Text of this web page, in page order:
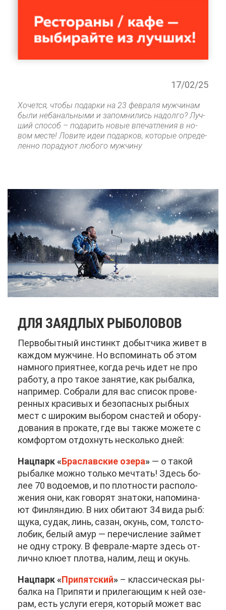
17/02/25
Хо­чет­ся, что­бы по­дар­ки на 23 фев­ра­ля муж­чи­нам
бы­ли неба­наль­ны­ми и за­пом­ни­лись на­дол­го? Луч­
ший спо­соб – по­да­рить но­вые впе­чат­ле­ния в но­
вом ме­сте! Ло­ви­те идеи по­дар­ков, ко­то­рые опре­де­
лен­но по­ра­ду­ют лю­бо­го муж­чи­ну
ДЛЯ ЗА­ЯД­ЛЫХ РЫ­БО­ЛО­ВОВ
Пер­во­быт­ный ин­стинкт до­быт­чи­ка жи­вет в
каж­дом муж­чине. Но вспо­ми­нать об этом
на­мно­го при­ят­нее, ко­гда речь идет не про
ра­бо­ту, а про та­кое за­ня­тие, как ры­бал­ка,
на­при­мер. Со­бра­ли для вас спи­сок про­ве­
рен­ных кра­си­вых и без­опас­ных рыб­ных
мест с ши­ро­ким вы­бо­ром сна­стей и обо­ру­
до­ва­ния в про­ка­те, где вы та­к­же мо­же­те с
ком­фор­том от­дох­нуть несколь­ко дней:
Нац­парк «Бра­слав­ские озе­ра» — о та­кой
ры­бал­ке мож­но толь­ко меч­тать! Здесь бо­
лее 70 во­до­е­мов, и по плот­но­сти рас­по­ло­
же­ния они, как го­во­рят зна­то­ки, на­по­ми­на­
ют Фин­лян­дию. В них оби­та­ют 34 ви­да рыб:
щу­ка, су­дак, линь, са­зан, окунь, сом, тол­сто­
ло­бик, бе­лый амур — пе­ре­чис­ле­ние зай­мет
не од­ну стро­ку. В фев­ра­ле-мар­те здесь от­
лич­но клю­ет плот­ва, на­лим, лещ и окунь.
Нац­парк «При­пят­ский» – клас­си­че­ская ры­
бал­ка на При­пя­ти и при­ле­га­ю­щим к ней озе­
рам, есть услу­ги еге­ря, ко­то­рый мо­жет вас